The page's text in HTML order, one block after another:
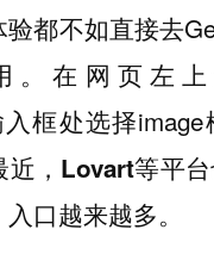
验都不如直接去
。在网页左
框处选择
近，Lovart等平
口越来越多。